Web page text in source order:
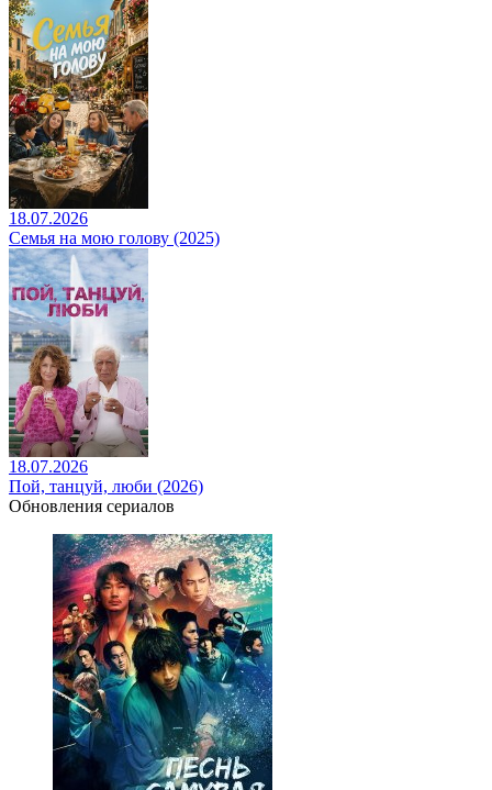
18.07.2026
Семья на мою голову (2025)
18.07.2026
Пой, танцуй, люби (2026)
Обновления сериалов